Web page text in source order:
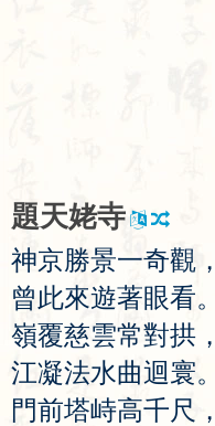
題天姥寺
神京勝景一奇觀 ，
曾此來遊著眼看。
嶺覆慈雲常對拱 ，
江凝法水曲迴寰。
門前塔峙高千尺 ，